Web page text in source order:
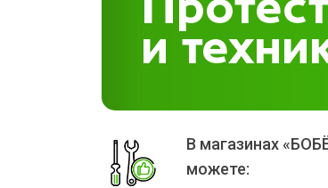
В магазинах
можете: